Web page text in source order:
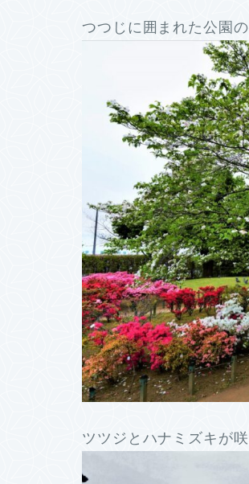
つつじに囲まれた公園
ツツジとハナミズキが